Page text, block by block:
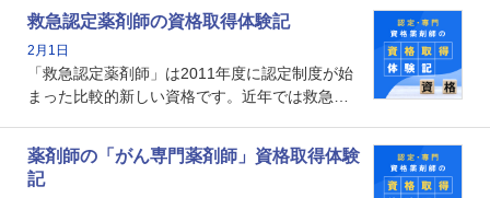
や、特有の疾患、心理状況を理解し、専門性を
深めることで、子どもとその保護者に寄り添え
る存在です。今回はそんな小児薬物療法認定薬
剤師の取得体験記をご紹介します。
救急認定薬剤師の資格取得体験記
2月1日
「救急認定薬剤師」は2011年度に認定制度が始
まった比較的新しい資格です。近年では救急病
とから、救急認定薬剤師を目指す病院薬剤師も
増えているのではないでしょうか。今回はそん
な救急認定薬剤師の取得体験記をご紹介しま
薬剤師の「がん専門薬剤師」資格取得体験
記